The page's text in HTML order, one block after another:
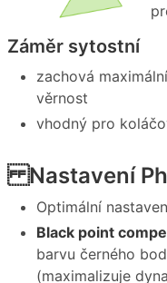
Záměr sytostní
zachová
věrnost
vhodný pro
Nastavení
Optimální
Black point
barvu černého
(maximalizuje